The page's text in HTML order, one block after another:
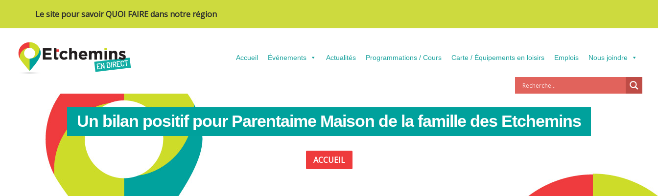
Le site pour savoir QUOI FAIRE dans notre région
Accueil Événements Actualités Programmations / Cours Carte / Équipements en loisirs Emplois Nous joindre
Un bilan positif pour Parentaime Maison de la famille des Etchemins
ACCUEIL